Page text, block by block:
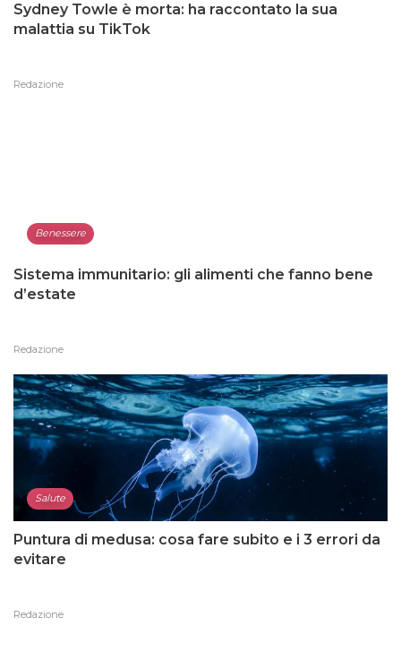
Sydney Towle è morta: ha raccontato la sua
malattia su TikTok
Redazione
Benessere
Sistema immunitario: gli alimenti che fanno bene
d’estate
Redazione
Salute
Puntura di medusa: cosa fare subito e i 3 errori da
evitare
Redazione